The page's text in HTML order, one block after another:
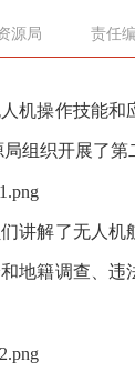
源局 责任
操作技能和
组织开展了第
解了无人机
地籍调查、